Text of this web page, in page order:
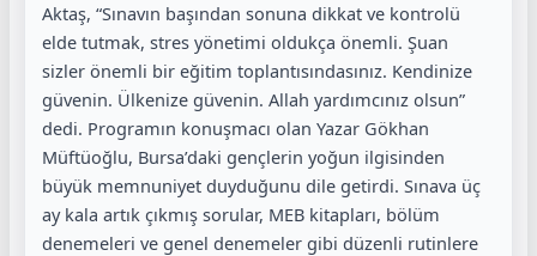
Aktaş, “Sınavın başından sonuna dikkat ve kontrolü
elde tutmak, stres yönetimi oldukça önemli. Şuan
sizler önemli bir eğitim toplantısındasınız. Kendinize
güvenin. Ülkenize güvenin. Allah yardımcınız olsun”
dedi. Programın konuşmacı olan Yazar Gökhan
Müftüoğlu, Bursa’daki gençlerin yoğun ilgisinden
büyük memnuniyet duyduğunu dile getirdi. Sınava üç
ay kala artık çıkmış sorular, MEB kitapları, bölüm
denemeleri ve genel denemeler gibi düzenli rutinlere